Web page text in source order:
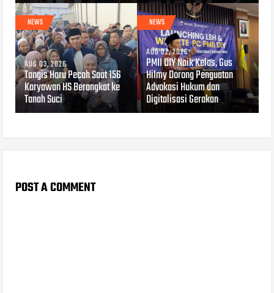
NEWS
AUG 03, 2026
Tangis Haru Pecah Saat 156
Karyawan HS Berangkat ke
Tanah Suci
NEWS
AUG 02, 2026
PMII DIY Naik Kelas, Gus
Hilmy Dorong Penguatan
Advokasi Hukum dan
Digitalisasi Gerakan
POST A COMMENT